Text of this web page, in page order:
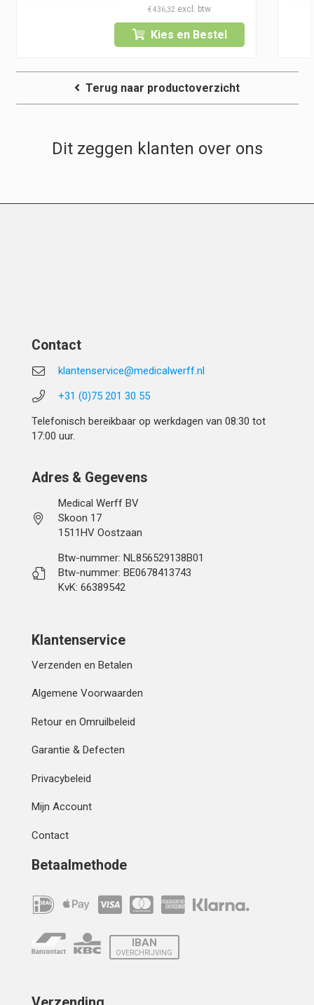
€436,32
Kies en Bestel
Terug naar productoverzicht
Dit zeggen klanten over ons
Contact
klantenservice@medicalwerff.nl
+31 (0)75 201 30 55
Telefonisch bereikbaar op werkdagen van 08:30 tot
17:00 uur.
Adres & Gegevens
Medical Werff BV
Skoon 17
1511HV Oostzaan
Btw-nummer: NL856529138B01
Btw-nummer: BE0678413743
KvK: 66389542
Klantenservice
Verzenden en Betalen
Algemene Voorwaarden
Retour en Omruilbeleid
Garantie & Defecten
Privacybeleid
Mijn Account
Contact
Betaalmethode
IBAN
OVERCHRIJVING